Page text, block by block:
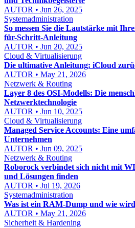
AUTOR • Jun 26, 2025
Systemadministration
So messen Sie die Lautstärke mit
für-Schritt-Anleitung
AUTOR • Jun 20, 2025
Cloud & Virtualisierung
Die ultimative Anleitung: iCloud
AUTOR • May 21, 2026
Netzwerk & Routing
Layer 8 des OSI-Modells: Die
Netzwerktechnologie
AUTOR • Jun 10, 2025
Cloud & Virtualisierung
Managed Service Accounts: Eine
Unternehmen
AUTOR • Jun 09, 2025
Netzwerk & Routing
Roborock verbindet sich nicht mit
und Lösungen finden
AUTOR • Jul 19, 2026
Systemadministration
Was ist ein RAM-Dump und wie
AUTOR • May 21, 2026
Sicherheit & Hardening